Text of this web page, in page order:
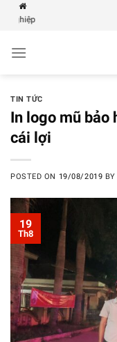
Skip
TIN TỨC
In logo mũ bảo
cái lợi
POSTED ON 19/08/2019
19
Th8